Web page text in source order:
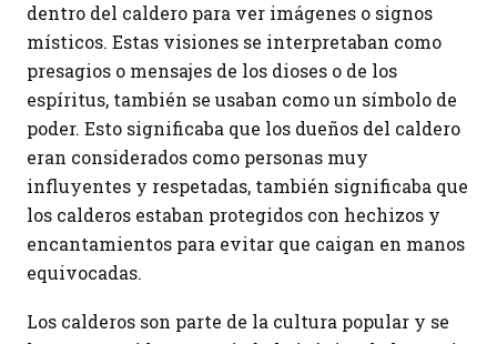
dentro del caldero para ver imágenes o signos
místicos. Estas visiones se interpretaban como
presagios o mensajes de los dioses o de los
espíritus, también se usaban como un símbolo de
poder. Esto significaba que los dueños del caldero
eran considerados como personas muy
influyentes y respetadas, también significaba que
los calderos estaban protegidos con hechizos y
encantamientos para evitar que caigan en manos
equivocadas.
Los calderos son parte de la cultura popular y se